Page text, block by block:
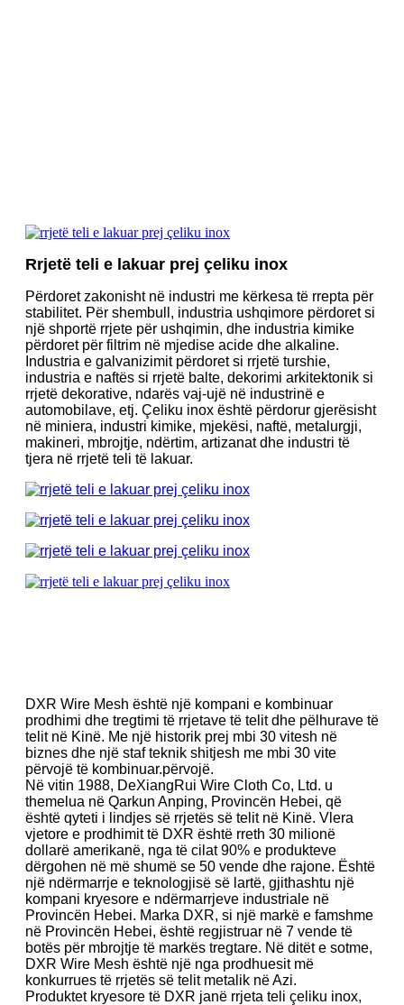
Rrjetë teli e lakuar prej çeliku inox
Përdoret zakonisht në industri me kërkesa të rrepta për
stabilitet. Për shembull, industria ushqimore përdoret si
një shportë rrjete për ushqimin, dhe industria kimike
përdoret për filtrim në mjedise acide dhe alkaline.
Industria e galvanizimit përdoret si rrjetë turshie,
industria e naftës si rrjetë balte, dekorimi arkitektonik si
rrjetë dekorative, ndarës vaj-ujë në industrinë e
automobilave, etj. Çeliku inox është përdorur gjerësisht
në miniera, industri kimike, mjekësi, naftë, metalurgji,
makineri, mbrojtje, ndërtim, artizanat dhe industri të
tjera në rrjetë teli të lakuar.
DXR Wire Mesh është një kompani e kombinuar
prodhimi dhe tregtimi të rrjetave të telit dhe pëlhurave të
telit në Kinë. Me një historik prej mbi 30 vitesh në
biznes dhe një staf teknik shitjesh me mbi 30 vite
përvojë të kombinuar.përvojë.
Në vitin 1988, DeXiangRui Wire Cloth Co, Ltd. u
themelua në Qarkun Anping, Provincën Hebei, që
është qyteti i lindjes së rrjetës së telit në Kinë. Vlera
vjetore e prodhimit të DXR është rreth 30 milionë
dollarë amerikanë, nga të cilat 90% e produkteve
dërgohen në më shumë se 50 vende dhe rajone. Është
një ndërmarrje e teknologjisë së lartë, gjithashtu një
kompani kryesore e ndërmarrjeve industriale në
Provincën Hebei. Marka DXR, si një markë e famshme
në Provincën Hebei, është regjistruar në 7 vende të
botës për mbrojtje të markës tregtare. Në ditët e sotme,
DXR Wire Mesh është një nga prodhuesit më
konkurrues të rrjetës së telit metalik në Azi.
Produktet kryesore të DXR janë rrjeta teli çeliku inox,